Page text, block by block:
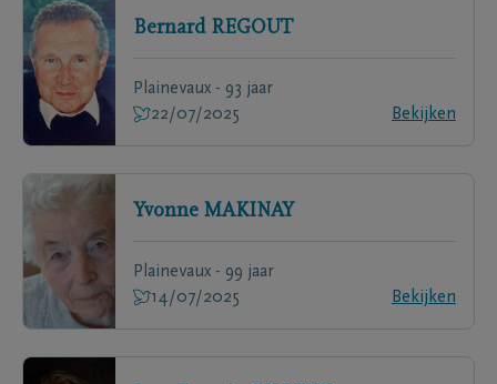
Bernard REGOUT
Plainevaux - 93 jaar
22/07/2025
Bekijken
Yvonne MAKINAY
Plainevaux - 99 jaar
14/07/2025
Bekijken